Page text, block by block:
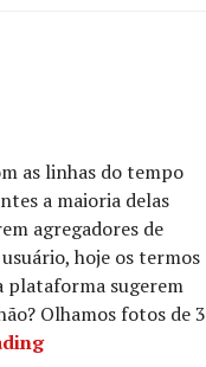
as linhas do tempo
a maioria delas
agregadores de
hoje os termos
plataforma sugerem
Olhamos fotos de 3
O Beco Indica #18